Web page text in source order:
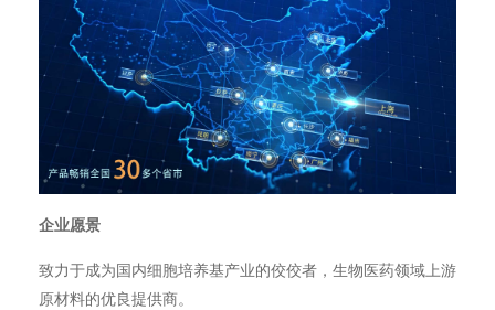
企业愿景
致力于成为国内细胞培养基产业的佼佼者，生物医药领域上游
原材料的优良提供商。